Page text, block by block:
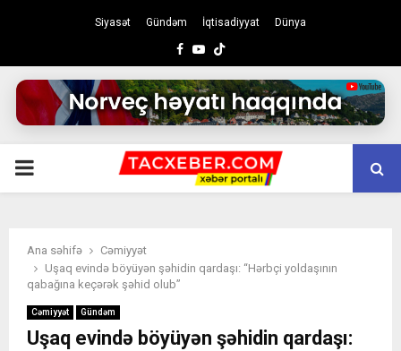
Siyasət Gündəm İqtisadiyyat Dünya
Facebook
Youtube
PRIMARY
Ana səhifə
Cəmiyyət
Uşaq evində böyüyən şəhidin qardaşı: “Hərbçi yoldaşının
qabağına keçərək şəhid olub”
Cəmiyyət Gündəm
Uşaq evində böyüyən şəhidin qardaşı: